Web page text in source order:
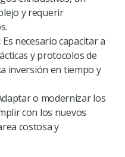
y requerir
Es necesario capacitar a
y protocolos de
inversión en tiempo y
o modernizar los
con los nuevos
costosa y